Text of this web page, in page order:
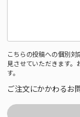
こちらの投稿への個別
見させていただきます。
す。
ご注文にかかわるお